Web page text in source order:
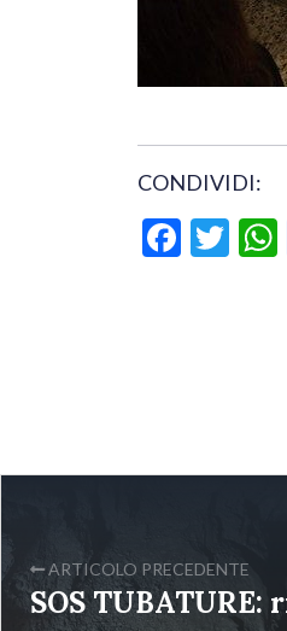
CONDIVIDI:
ARTICOLO PRECEDENTE
SOS TUBATURE: